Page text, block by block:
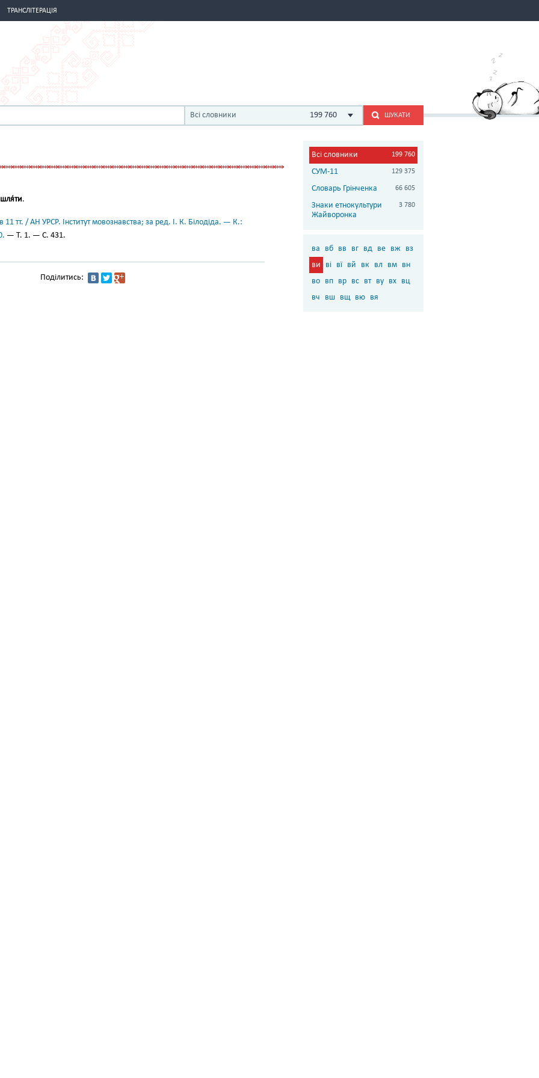
ТРАНСЛІТЕРАЦІЯ
Всі словники 199 760 ШУКАТИ
.
11 тт. / АН УРСР. Інститут мовознавства; за ред. І. К. Білодіда. — К.:
— Т. 1. — С. 431.
Поділитись:
Всі словники 199 760
СУМ-11 129 375
Словарь Грінченка 66 605
Знаки етнокультури
Жайворонка
3 780
ва вб вв вг вд ве вж вз
ви
ві вї вй вк вл вм вн
во вп вр вс вт ву вх вц
вч
вш вщ вю вя